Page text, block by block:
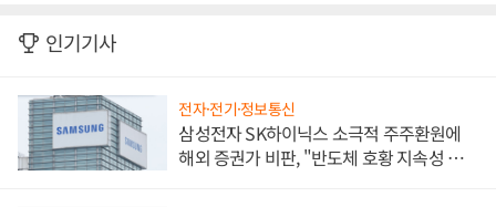
인기기사
전자·전기·정보통신
삼성전자 SK하이닉스 소극적 주주환원에
해외 증권가 비판, "반도체 호황 지속성 의